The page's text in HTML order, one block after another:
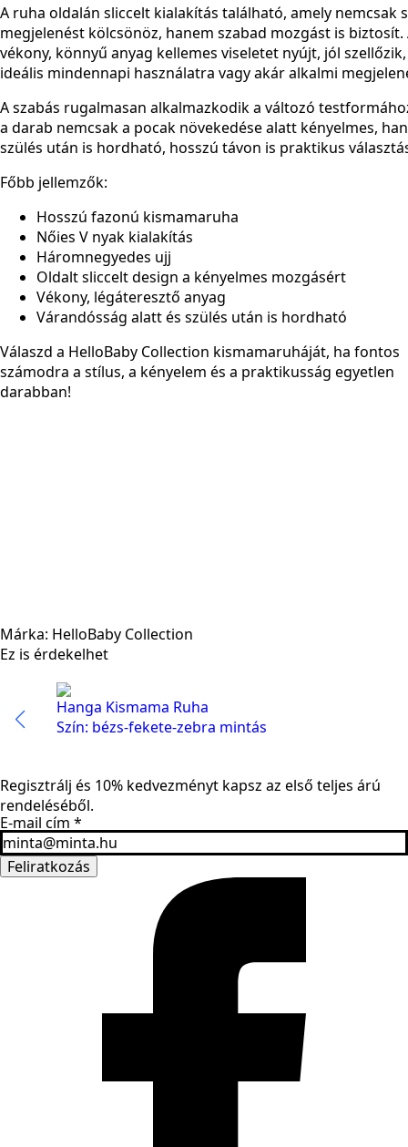
A ruha oldalán sliccelt kialakítás található, amely nemcsak
megjelenést kölcsönöz, hanem szabad mozgást is biztosít.
vékony, könnyű anyag kellemes viseletet nyújt, jól
ideális mindennapi használatra vagy akár alkalmi
A szabás rugalmasan alkalmazkodik a változó
a darab nemcsak a pocak növekedése alatt kényelmes,
szülés után is hordható, hosszú távon is praktikus
Főbb jellemzők:
Hosszú fazonú kismamaruha
Nőies V nyak kialakítás
Háromnegyedes ujj
Oldalt sliccelt design a kényelmes mozgásért
Vékony, légáteresztő anyag
Várandósság alatt és szülés után is hordható
Válaszd a HelloBaby Collection kismamaruháját, ha fontos
számodra a stílus, a kényelem és a praktikusság egyetlen
darabban!
Márka: HelloBaby Collection
Ez is érdekelhet
Hanga Kismama Ruha
Szín: bézs-fekete-zebra mintás
Regisztrálj és 10% kedvezményt kapsz az első teljes árú
rendeléséből.
E-mail cím *
Feliratkozás